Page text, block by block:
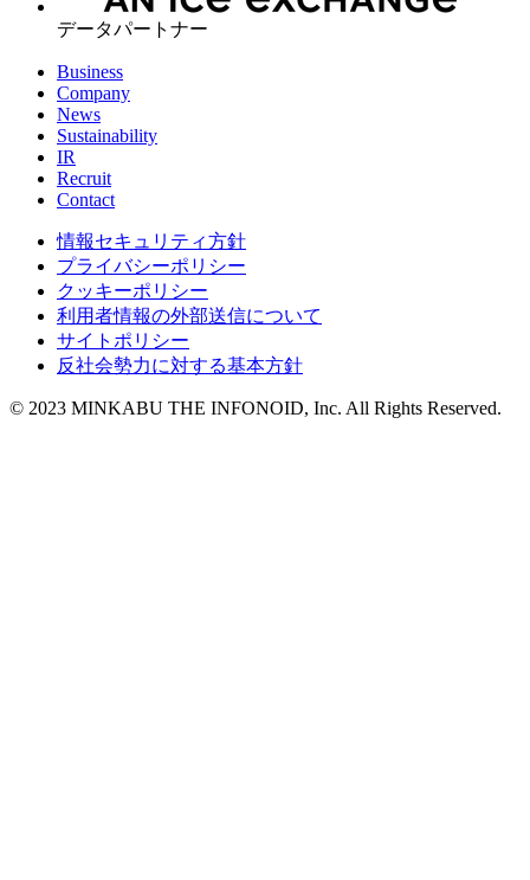
データパートナー
Business
Company
News
Sustainability
IR
Recruit
Contact
情報セキュリティ方針
プライバシーポリシー
クッキーポリシー
利用者情報の外部送信について
サイトポリシー
反社会勢力に対する基本方針
© 2023 MINKABU THE INFONOID, Inc. All Rights Reserved.